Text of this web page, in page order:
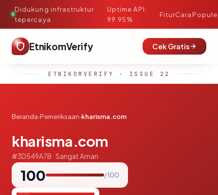
Didukung infrastruktur
tepercaya
·
Uptime API:
99.95%
FiturCara
EtnikomVerify Cek Gratis
ETNIKOMVERIFY · ISSUE 22
Beranda›Pemeriksaan›kharisma.com
kharisma.com
#3D549A7B · Sangat Aman
100 / 100